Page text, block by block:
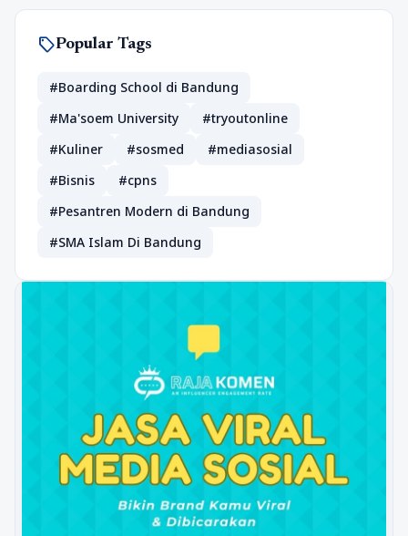
sellPopular Tags
#Boarding School di Bandung
#Ma'soem University
#tryoutonline
#Kuliner
#sosmed
#mediasosial
#Bisnis
#cpns
#Pesantren Modern di Bandung
#SMA Islam Di Bandung